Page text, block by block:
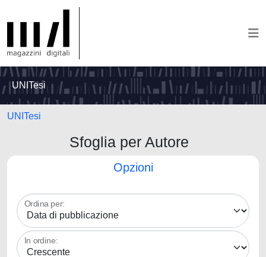
UNITesi
UNITesi
Sfoglia per Autore
Opzioni
Ordina per:
In ordine: